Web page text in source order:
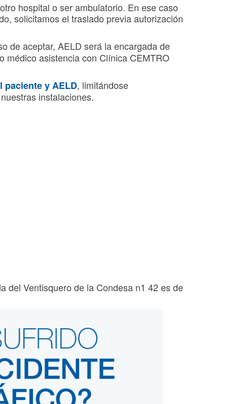
hospital o ser ambulatorio. En ese caso
solicitamos el traslado previa autorización
de aceptar, AELD será la encargada de
médico asistencia con Clínica CEMTRO
paciente y AELD, limitándose
instalaciones.
del Ventisquero de la Condesa n1 42 es de